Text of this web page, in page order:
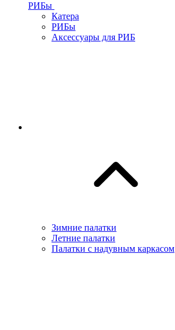
РИБы
Катера
РИБы
Аксессуары для РИБ
Зимние палатки
Летние палатки
Палатки с надувным каркасом